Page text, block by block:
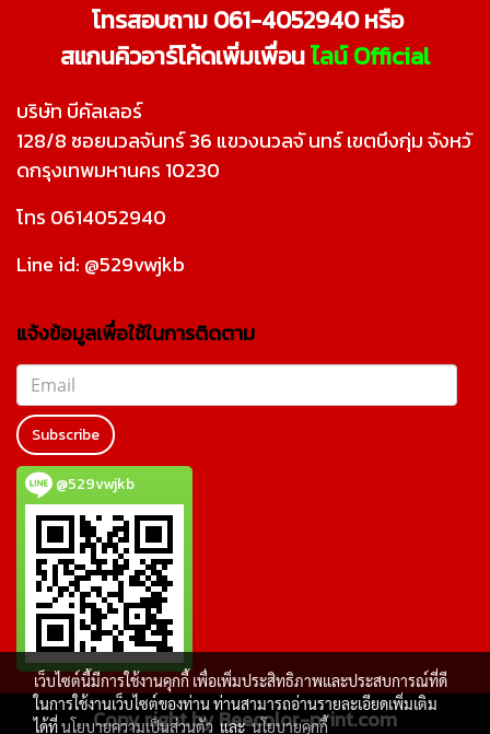
โทรสอบถาม 061-4052940 หรือ
สแกนคิวอาร์โค้ดเพิ่มเพื่อนไลน์ Official
บริษัท บีคัลเลอร์
128/8 ซอยนวลจันทร์ 36 แขวงนวลจั นทร์ เขตบึงกุ่ม จังหวั
ดกรุงเทพมหานคร 10230
โทร 0614052940
Line id: @529vwjkb
แจ้งข้อมูลเพื่อใช้ในการติดตาม
Subscribe
@529vwjkb
Copy right by Beecolor-print.com
เว็บไซต์นี้มีการใช้งานคุกกี้ เพื่อเพิ่มประสิทธิภาพและประสบการณ์ที่ดี
ในการใช้งานเว็บไซต์ของท่าน ท่านสามารถอ่านรายละเอียดเพิ่มเติม
ได้ที่นโยบายความเป็นส่วนตัว และนโยบายคุกกี้